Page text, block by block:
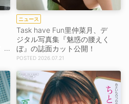
ニュース
Task have Fun里仲菜月、デ
ジタル写真集『魅惑の腰えく
ぼ』の誌面カット公開！
2026.07.21